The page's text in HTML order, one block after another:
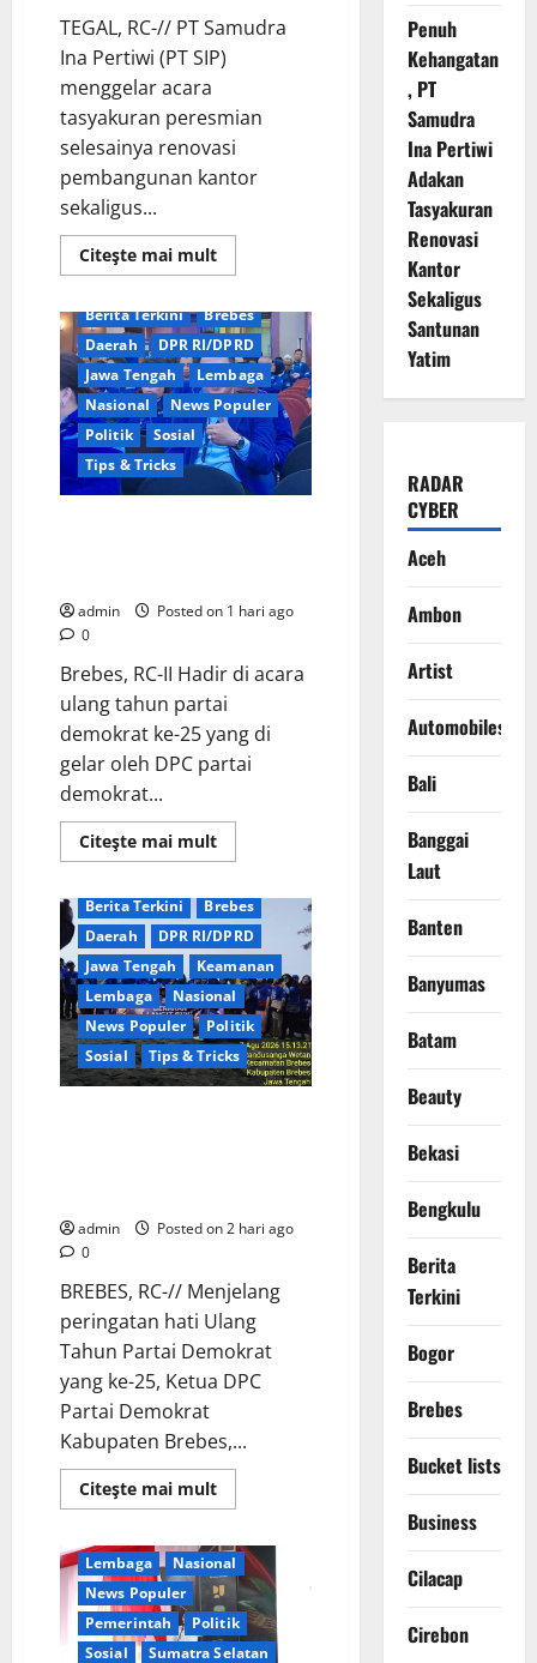
TEGAL, RC-// PT Samudra
Ina Pertiwi (PT SIP)
menggelar acara
tasyakuran peresmian
selesainya renovasi
pembangunan kantor
sekaligus...
Citeşte mai multRead
more
Kehangatan,
PT
Samudra
Ina
Pertiwi
Adakan
Tasyakuran
Renovasi
Kantor
Sekaligus
Santunan
Berita Terkini
Brebes
Daerah
DPR RI/DPRD
Jawa Tengah
Lembaga
Nasional
News Populer
Politik
Sosial
Tips & Tricks
admin
Posted on 1 hari ago
0
​Brebes, RC-II Hadir di acara
ulang tahun partai
demokrat ke-25 yang di
gelar oleh DPC partai
demokrat...
Citeşte mai multRead
more
Ketat
Menuju
Kursi
Demokrat
Brebes:
Dua
Kandidat
Kantongi
Dukungan
PAC
Berita Terkini
Brebes
Daerah
DPR RI/DPRD
Jawa Tengah
Keamanan
Lembaga
Nasional
News Populer
Politik
Sosial
Tips & Tricks
admin
Posted on 2 hari ago
0
BREBES, RC-// Menjelang
peringatan hati Ulang
Tahun Partai Demokrat
yang ke-25, Ketua DPC
Partai Demokrat
Kabupaten Brebes,...
Citeşte mai multRead
more
HUT
ke-
25
Partai
Demokrat
Tanpa
Pesta
Berita Terkini
Daerah
Ekonomi
Lembaga
Nasional
News Populer
Pemerintah
Politik
Sosial
Sumatra Selatan
Penuh
Kehangatan
, PT
Samudra
Ina Pertiwi
Adakan
Tasyakuran
Renovasi
Kantor
Sekaligus
Santunan
Yatim
RADAR
CYBER
Aceh
Ambon
Artist
Automobiles
Bali
Banggai
Laut
Banten
Banyumas
Batam
Beauty
Bekasi
Bengkulu
Berita
Terkini
Bogor
Brebes
Bucket lists
Business
Cilacap
Cirebon